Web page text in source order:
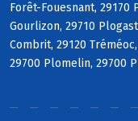
Forêt-Fouesnant, 29170
Gourlizon, 29710
Combrit, 29120
29700 Plomelin, 29700